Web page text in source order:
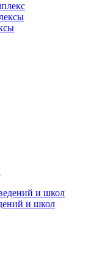
и школ